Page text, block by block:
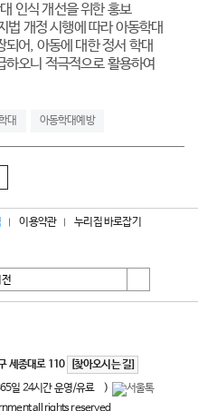
인식 개선을 위한 홍보
개정 시행에 따라 아동학대
어, 아동에 대한 정서 학대
오니 적극적으로 활용하여
대 아동학대예방
이용약관 누리집 바로잡기
세종대로 110
[찾아오시는 길]
일 24시간 운영/유료
)
all rights reserved